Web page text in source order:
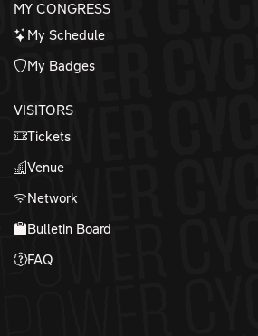
MY CONGRESS
My Schedule
My Badges
VISITORS
Tickets
Venue
Network
Bulletin Board
FAQ